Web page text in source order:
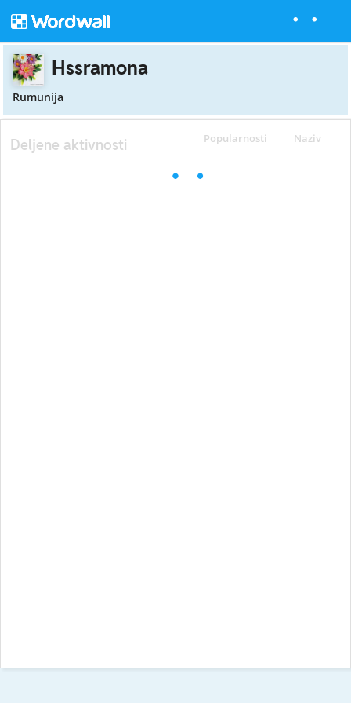
Hssramona
Rumunija
Popularnosti Naziv
Deljene aktivnosti